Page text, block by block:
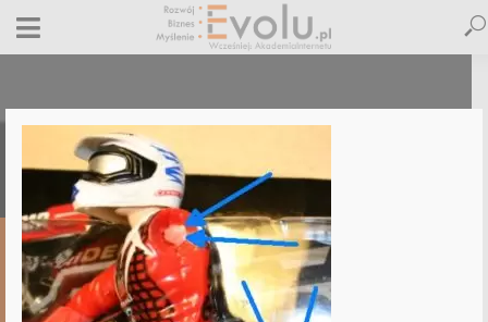
travis
5 stycznia 2011 Dodaj komentarz Maciej Dutko